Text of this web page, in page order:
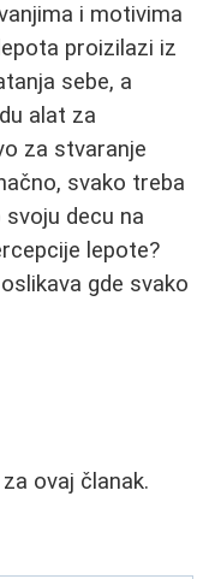
i motivima
proizilazi iz
sebe, a
alat za
za stvaranje
svako treba
decu na
lepote?
gde svako
ovaj članak.